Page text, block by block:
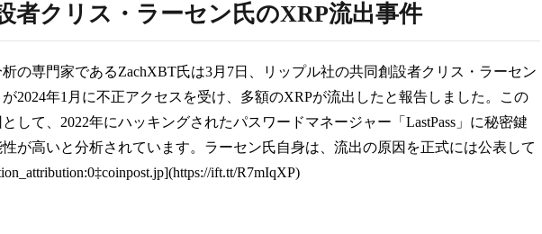
者クリス・ラーセン氏のXRP流出事件
の専門家であるZachXBT氏は3月7日、リップル社の共同創設者クリス・ラーセン
2024年1月に不正アクセスを受け、多額のXRPが流出したと報告しました。この
して、2022年にハッキングされたパスワードマネージャー「LastPass」に秘密鍵
が高いと分析されています。ラーセン氏自身は、流出の原因を正式には公表して
ift.tt/R7mIqXP)